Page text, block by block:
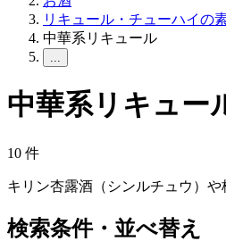
リキュール・チューハイの
中華系リキュール
...
中華系リキュー
10 件
キリン杏露酒（シンルチュウ）
検索条件・並べ替え